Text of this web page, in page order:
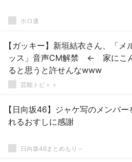
ホロ速
【ガッキー】新垣結衣さん、「メ
ッス」音声CM解禁 ← 家にこ
ると思うと許せんなwww
芸能トピ＋＋
【日向坂46】ジャケ写のメンバー
れるおすしに感謝
日向坂46まとめもり～